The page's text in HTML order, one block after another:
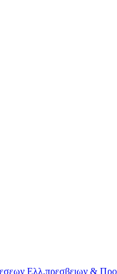
Ελλ.πρεσβειων &